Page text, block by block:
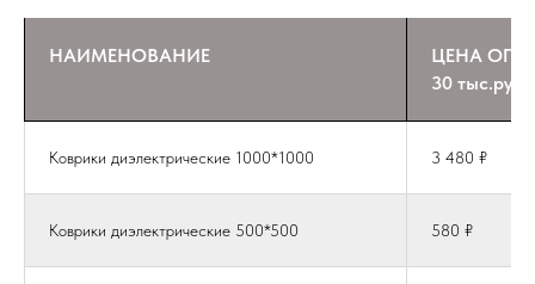
НАИМЕНОВАНИЕ
ЦЕНА ОПТ
30 тыс.руб.
Коврики диэлектрические 1000*1000 3 480 ₽
Коврики диэлектрические 500*500 580 ₽